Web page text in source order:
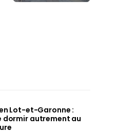
Lot-et-Garonne :
dormir autrement au